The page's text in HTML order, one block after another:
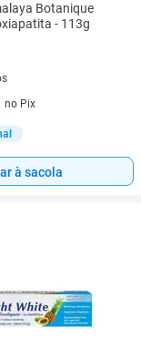
Botanique
- 113g
no Pix
à sacola